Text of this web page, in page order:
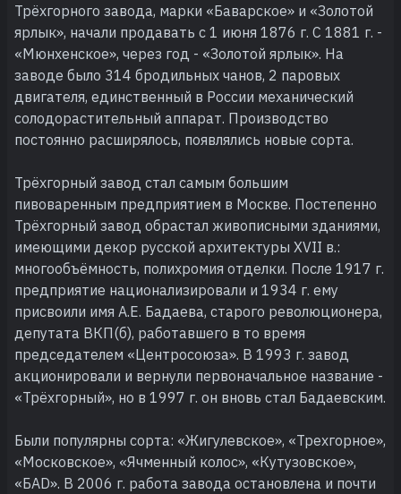
Трёхгорного завода, марки «Баварское» и «Золотой
ярлык», начали продавать с 1 июня 1876 г. С 1881 г. -
«Мюнхенское», через год - «Золотой ярлык». На
заводе было 314 бродильных чанов, 2 паровых
двигателя, единственный в России механический
солодорастительный аппарат. Производство
постоянно расширялось, появлялись новые сорта.
Трёхгорный завод стал самым большим
пивоваренным предприятием в Москве. Постепенно
Трёхгорный завод обрастал живописными зданиями,
имеющими декор русской архитектуры XVII в.:
многообъёмность, полихромия отделки. После 1917 г.
предприятие национализировали и 1934 г. ему
присвоили имя А.Е. Бадаева, старого революционера,
депутата ВКП(б), работавшего в то время
председателем «Центросоюза». В 1993 г. завод
акционировали и вернули первоначальное название -
«Трёхгорный», но в 1997 г. он вновь стал Бадаевским.
Были популярны сорта: «Жигулевское», «Трехгорное»,
«Московское», «Ячменный колос», «Кутузовское»,
«БАD». В 2006 г. работа завода остановлена и почти